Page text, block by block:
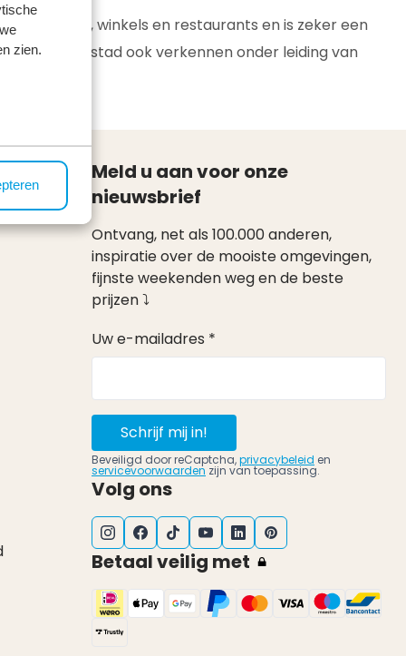
zien.
winkels en restaurants en is zeker een
stad ook verkennen onder leiding van
Meld u aan voor onze
nieuwsbrief
Ontvang, net als 100.000 anderen,
inspiratie over de mooiste omgevingen,
fijnste weekenden weg en de beste
prijzen ⤵
Uw e-mailadres *
Schrijf mij in!
Beveiligd door reCaptcha,privacybeleid en
servicevoorwaarden zijn van toepassing.
Volg ons
Betaal veilig met